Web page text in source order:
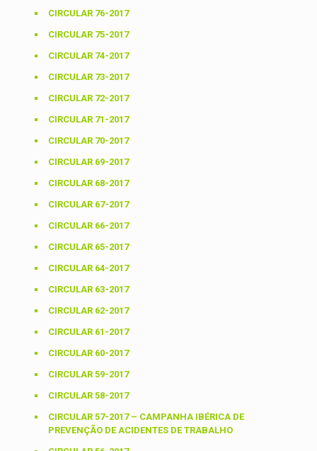
CIRCULAR 76-2017
CIRCULAR 75-2017
CIRCULAR 74-2017
CIRCULAR 73-2017
CIRCULAR 72-2017
CIRCULAR 71-2017
CIRCULAR 70-2017
CIRCULAR 69-2017
CIRCULAR 68-2017
CIRCULAR 67-2017
CIRCULAR 66-2017
CIRCULAR 65-2017
CIRCULAR 64-2017
CIRCULAR 63-2017
CIRCULAR 62-2017
CIRCULAR 61-2017
CIRCULAR 60-2017
CIRCULAR 59-2017
CIRCULAR 58-2017
CIRCULAR 57-2017 – CAMPANHA IBÉRICA DE
PREVENÇÃO DE ACIDENTES DE TRABALHO